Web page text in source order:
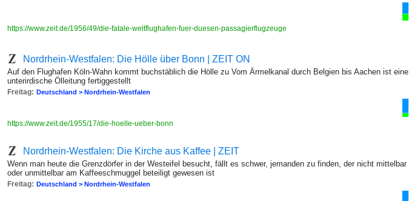
https://www.zeit.de/1956/49/die-fatale-weltflughafen-fuer-duesen-passagierflugzeuge
Nordrhein-Westfalen: Die Hölle über Bonn | ZEIT ON
Auf den Flughafen Köln-Wahn kommt buchstäblich die Hölle zu Vom Ärmelkanal durch Belgien bis Aachen ist eine
unterirdische Ölleitung fertiggestellt
Freitag: Deutschland > Nordrhein-Westfalen
https://www.zeit.de/1955/17/die-hoelle-ueber-bonn
Nordrhein-Westfalen: Die Kirche aus Kaffee | ZEIT
Wenn man heute die Grenzdörfer in der Westeifel besucht, fällt es schwer, jemanden zu finden, der nicht mittelbar
oder unmittelbar am Kaffeeschmuggel beteiligt gewesen ist
Freitag: Deutschland > Nordrhein-Westfalen